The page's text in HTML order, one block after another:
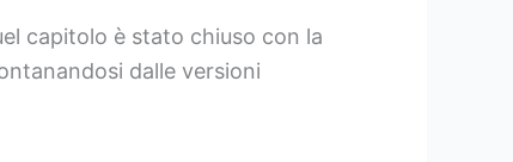
capitolo è stato chiuso con la
dalle versioni